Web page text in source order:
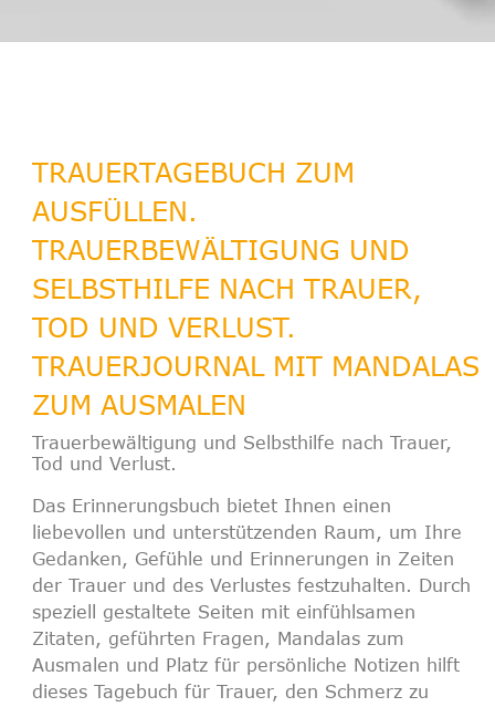
TRAUERTAGEBUCH ZUM
AUSFÜLLEN.
TRAUERBEWÄLTIGUNG UND
SELBSTHILFE NACH TRAUER,
TOD UND VERLUST.
TRAUERJOURNAL MIT MANDALAS
ZUM AUSMALEN
Trauerbewältigung und Selbsthilfe nach Trauer,
Tod und Verlust.
Das Erinnerungsbuch bietet Ihnen einen
liebevollen und unterstützenden Raum, um Ihre
Gedanken, Gefühle und Erinnerungen in Zeiten
der Trauer und des Verlustes festzuhalten. Durch
speziell gestaltete Seiten mit einfühlsamen
Zitaten, geführten Fragen, Mandalas zum
Ausmalen und Platz für persönliche Notizen hilft
dieses Tagebuch für Trauer, den Schmerz zu